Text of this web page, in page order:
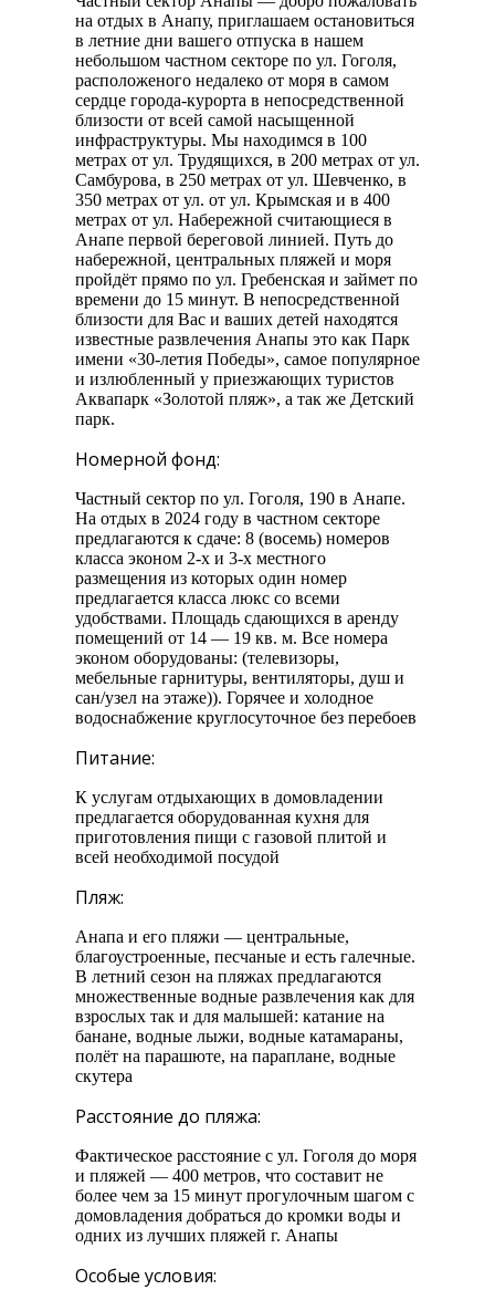
на отдых в Анапу, приглашаем остановиться
в летние дни вашего отпуска в нашем
небольшом частном секторе по ул. Гоголя,
расположеного недалеко от моря в самом
сердце города-курорта в непосредственной
близости от всей самой насыщенной
инфраструктуры. Мы находимся в 100
метрах от ул. Трудящихся, в 200 метрах от ул.
Самбурова, в 250 метрах от ул. Шевченко, в
350 метрах от ул. от ул. Крымская и в 400
метрах от ул. Набережной считающиеся в
Анапе первой береговой линией. Путь до
набережной, центральных пляжей и моря
пройдёт прямо по ул. Гребенская и займет по
времени до 15 минут. В непосредственной
близости для Вас и ваших детей находятся
известные развлечения Анапы это как Парк
имени «30-летия Победы», самое популярное
и излюбленный у приезжающих туристов
Аквапарк «Золотой пляж», а так же Детский
парк.
Номерной фонд:
Частный сектор по ул. Гоголя, 190 в Анапе.
На отдых в 2024 году в частном секторе
предлагаются к сдаче: 8 (восемь) номеров
класса эконом 2-х и 3-х местного
размещения из которых один номер
предлагается класса люкс со всеми
удобствами. Площадь сдающихся в аренду
помещений от 14 — 19 кв. м. Все номера
эконом оборудованы: (телевизоры,
мебельные гарнитуры, вентиляторы, душ и
сан/узел на этаже)). Горячее и холодное
водоснабжение круглосуточное без перебоев
Питание:
К услугам отдыхающих в домовладении
предлагается оборудованная кухня для
приготовления пищи с газовой плитой и
всей необходимой посудой
Пляж:
Анапа и его пляжи — центральные,
благоустроенные, песчаные и есть галечные.
В летний сезон на пляжах предлагаются
множественные водные развлечения как для
взрослых так и для малышей: катание на
банане, водные лыжи, водные катамараны,
полёт на парашюте, на параплане, водные
скутера
Расстояние до пляжа:
Фактическое расстояние с ул. Гоголя до моря
и пляжей — 400 метров, что составит не
более чем за 15 минут прогулочным шагом с
домовладения добраться до кромки воды и
одних из лучших пляжей г. Анапы
Особые условия: